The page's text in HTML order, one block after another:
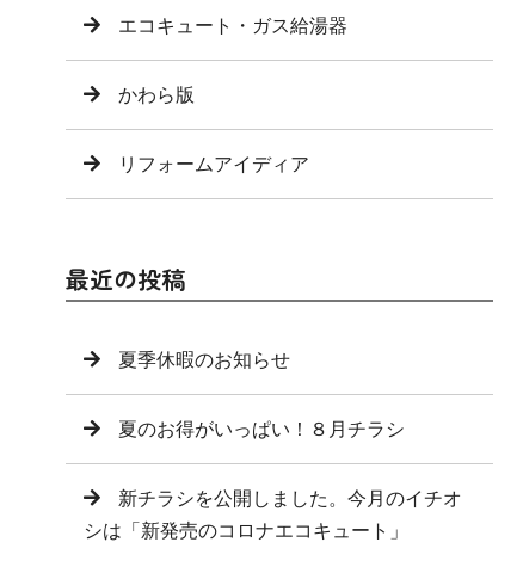
エコキュート・ガス給湯器
かわら版
リフォームアイディア
最近の投稿
夏季休暇のお知らせ
夏のお得がいっぱい！８月チラシ
新チラシを公開しました。今月のイチオ
シは「新発売のコロナエコキュート」